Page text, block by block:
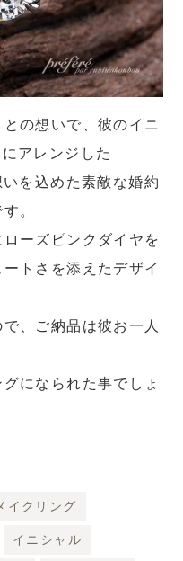
との想いで、彼のイニ
アレンジした
を込めた素敵な婚約
。
ーズピンクダイヤを
トさを添えたデザイ
、ご納品は彼お一人
になられた事でしょ
イクリング
イニシャル